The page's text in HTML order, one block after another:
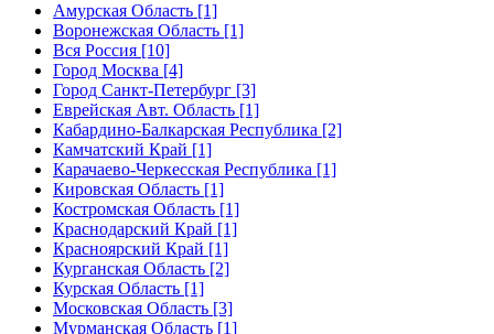
Амурская Область [1]
Воронежская Область [1]
Вся Россия [10]
Город Москва [4]
Город Санкт-Петербург [3]
Еврейская Авт. Область [1]
Кабардино-Балкарская Республика [2]
Камчатский Край [1]
Карачаево-Черкесская Республика [1]
Кировская Область [1]
Костромская Область [1]
Краснодарский Край [1]
Красноярский Край [1]
Курганская Область [2]
Курская Область [1]
Московская Область [3]
Мурманская Область [1]